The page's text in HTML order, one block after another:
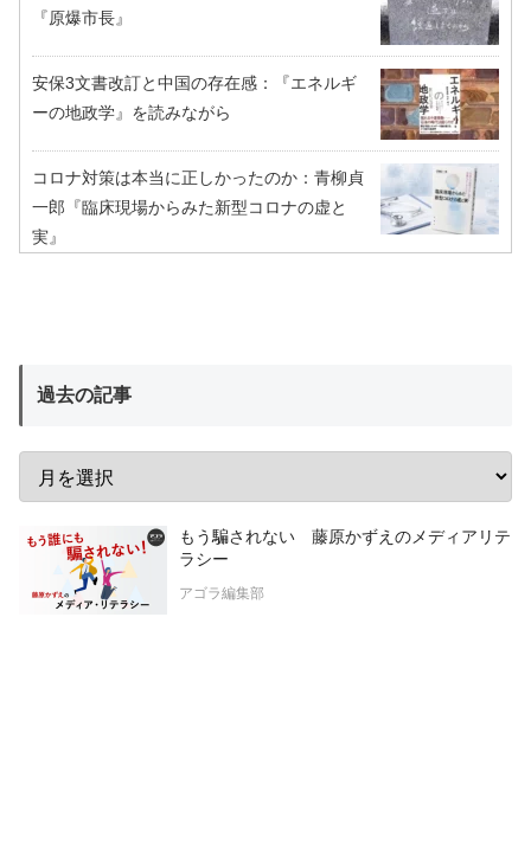
『原爆市長』
安保3文書改訂と中国の存在感：『エネルギ
ーの地政学』を読みながら
コロナ対策は本当に正しかったのか：青柳貞
一郎『臨床現場からみた新型コロナの虚と
実』
過去の記事
もう騙されない 藤原かずえのメディアリテ
ラシー
アゴラ編集部